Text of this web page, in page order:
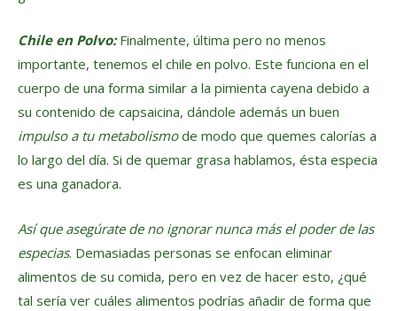
Chile en Polvo:Finalmente, última pero no menos
importante, tenemos el chile en polvo. Este funciona en el
cuerpo de una forma similar a la pimienta cayena debido a
su contenido de capsaicina, dándole además un buen
impulso a tu metabolismode modo que quemes calorías a
lo largo del día. Si de quemar grasa hablamos, ésta especia
es una ganadora.
Así que asegúrate de no ignorar nunca más el poder de las
especias. Demasiadas personas se enfocan eliminar
alimentos de su comida, pero en vez de hacer esto, ¿qué
tal sería ver cuáles alimentos podrías añadir de forma que